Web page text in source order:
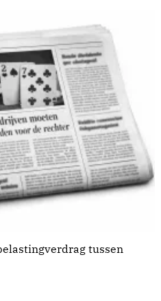
tussen